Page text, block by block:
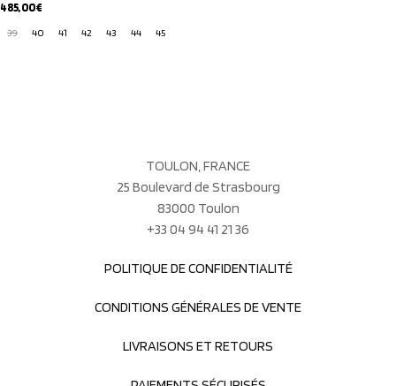
485,00€
39
40 41 42 43 44 45
TOULON, FRANCE
25 Boulevard de Strasbourg
83000 Toulon
+33 04 94 41 21 36
POLITIQUE DE CONFIDENTIALITÉ
CONDITIONS GÉNÉRALES DE VENTE
LIVRAISONS ET RETOURS